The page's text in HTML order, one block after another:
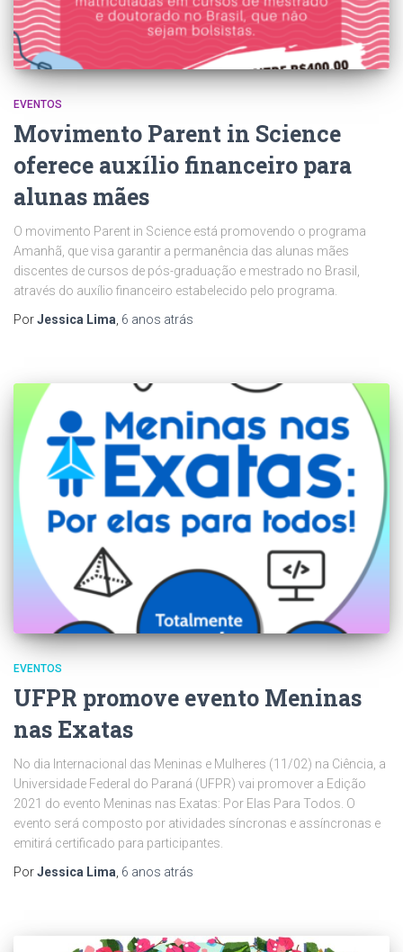
EVENTOS
Movimento Parent in Science
oferece auxílio financeiro para
alunas mães
O movimento Parent in Science está promovendo o programa
Amanhã, que visa garantir a permanência das alunas mães
discentes de cursos de pós-graduação e mestrado no Brasil,
através do auxílio financeiro estabelecido pelo programa.
PorJessica Lima 6 anos atrás
EVENTOS
UFPR promove evento Meninas
nas Exatas
No dia Internacional das Meninas e Mulheres (11/02) na Ciência, a
Universidade Federal do Paraná (UFPR) vai promover a Edição
2021 do evento Meninas nas Exatas: Por Elas Para Todos. O
evento será composto por atividades síncronas e assíncronas e
emitirá certificado para participantes.
PorJessica Lima, 6 anos atrás